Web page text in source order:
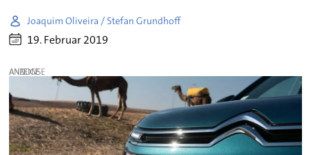
Joaquim Oliveira / Stefan Grundhoff
19. Februar 2019
ANZEIGE